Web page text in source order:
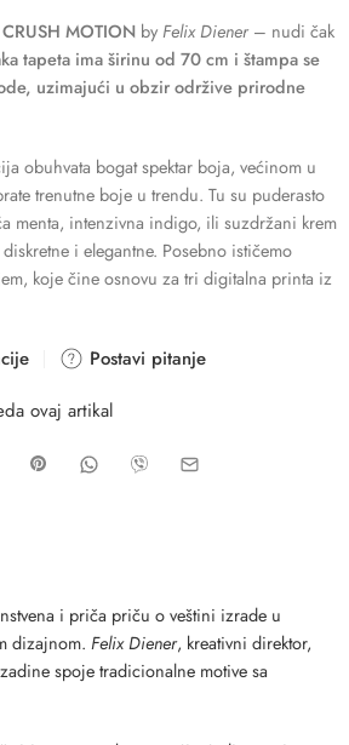
CRUSH MOTION byFelix Diener– nudi čak
tapeta ima širinu od 70 cm i štampa se
uzimajući u obzir održive prirodne
obuhvata bogat spektar boja, većinom u
trenutne boje u trendu. Tu su puderasto
menta, intenzivna indigo, ili suzdržani krem
i elegantne. Posebno ističemo
koje čine osnovu za tri digitalna printa iz
Postavi pitanje
ovaj artikal
i priča priču o veštini izrade u
dizajnom. Felix Diener, kreativni direktor,
spoje tradicionalne motive sa